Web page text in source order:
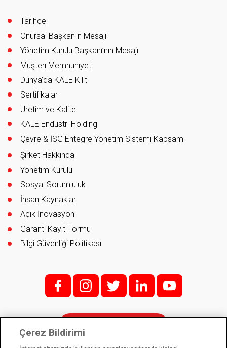
Tarihçe
Onursal Başkan'ın Mesajı
Yönetim Kurulu Başkanı’nın Mesajı
Müşteri Memnuniyeti
Dünya’da KALE Kilit
Sertifikalar
Üretim ve Kalite
KALE Endüstri Holding
Çevre & İSG Entegre Yönetim Sistemi Kapsamı
Şirket Hakkında
Yönetim Kurulu
Sosyal Sorumluluk
İnsan Kaynakları
Açık İnovasyon
Garanti Kayıt Formu
Bilgi Güvenliği Politikası
f; i; t l y
Çerez Bildirimi